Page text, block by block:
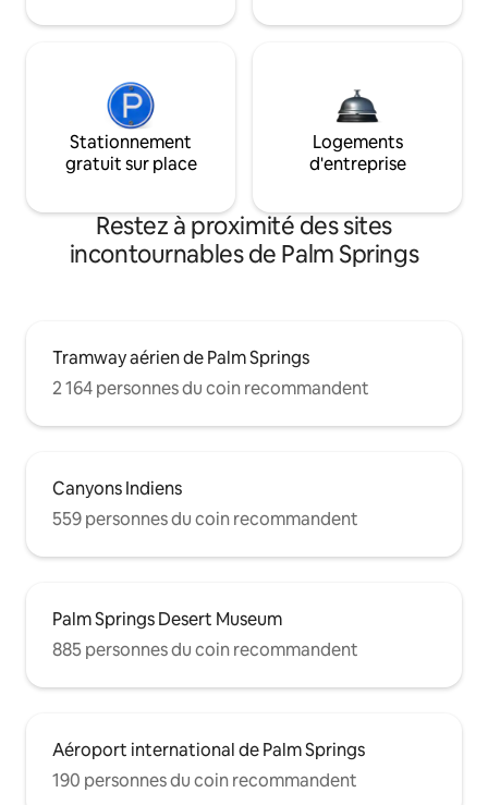
Stationnement
gratuit sur place
Logements
d'entreprise
Restez à proximité des sites
incontournables de Palm Springs
Tramway aérien de Palm Springs
2 164 personnes du coin recommandent
Canyons Indiens
559 personnes du coin recommandent
Palm Springs Desert Museum
885 personnes du coin recommandent
Aéroport international de Palm Springs
190 personnes du coin recommandent